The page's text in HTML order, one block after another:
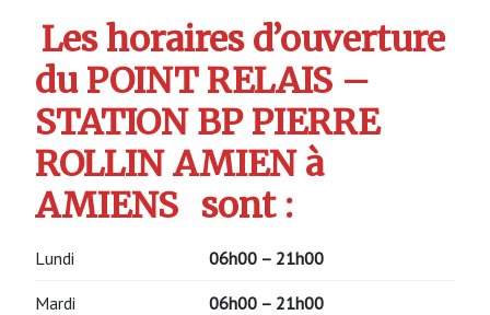
Les horaires d’ouverture
du POINT RELAIS –
STATION BP PIERRE
ROLLIN AMIEN à
AMIENS sont :
Lundi 06h00 – 21h00
Mardi 06h00 – 21h00